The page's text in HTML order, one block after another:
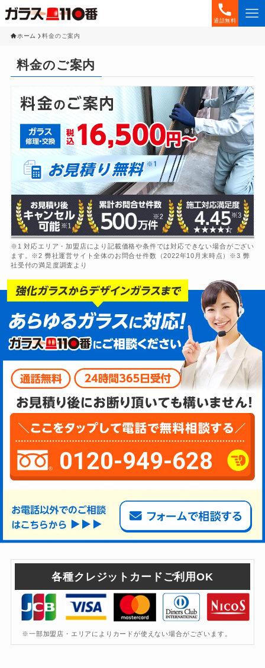
通話無料
ホーム 料金のご案内
料金のご案内
※1 対応エリア・加盟店により記載価格や条件では対応できない場合がござい
ます。※2 弊社運営サイト全体のお問合せ件数（2022年10月末時点）※3 弊
社受付の満足度調査より
0120-949-628
各種クレジットカードご利用OK
※一部加盟店・エリアによりカードが使えない場合がございます。